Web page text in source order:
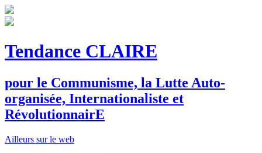
Tendance CLAIRE
pour le Communisme, la Lutte Auto-
organisée, Internationaliste et
RévolutionnairE
Ailleurs sur le web